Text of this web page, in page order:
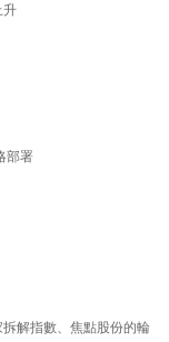
升
部署
解指數、焦點股份的輪